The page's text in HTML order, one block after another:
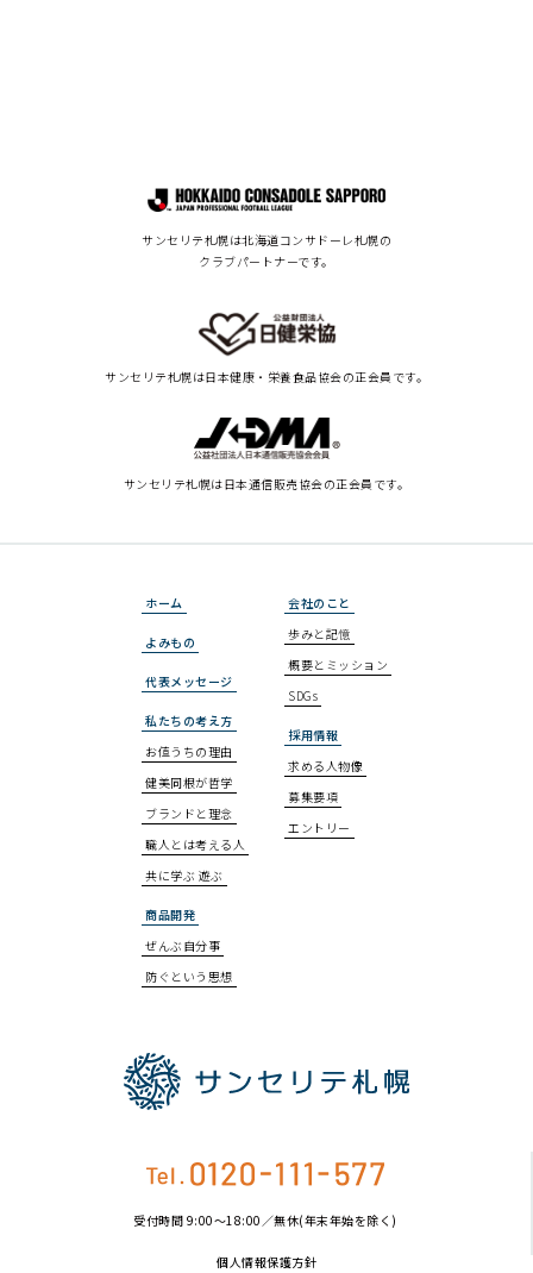
サンセリテ札幌は北海道コンサドーレ札幌の
クラブパートナーです。
サンセリテ札幌は日本健康・栄養食品協会の正会員です。
サンセリテ札幌は日本通信販売協会の正会員です。
ホーム
よみもの
代表メッセージ
私たちの考え方
お値うちの理由
健美同根が哲学
ブランドと理念
職人とは考える人
共に学ぶ 遊ぶ
商品開発
ぜんぶ自分事
防ぐという思想
会社のこと
歩みと記憶
概要とミッション
SDGs
採用情報
求める人物像
募集要項
エントリー
受付時間 9:00〜18:00／無休(年末年始を除く)
個人情報保護方針